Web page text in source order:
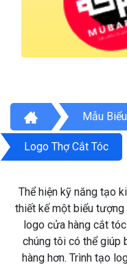
Mẫu
Logo Thợ Cắt Tóc
Thể hiện kỹ năng tạo
thiết kế một biểu
logo cửa hàng cắt
chúng tôi có thể giúp
hàng hơn. Trình tạo